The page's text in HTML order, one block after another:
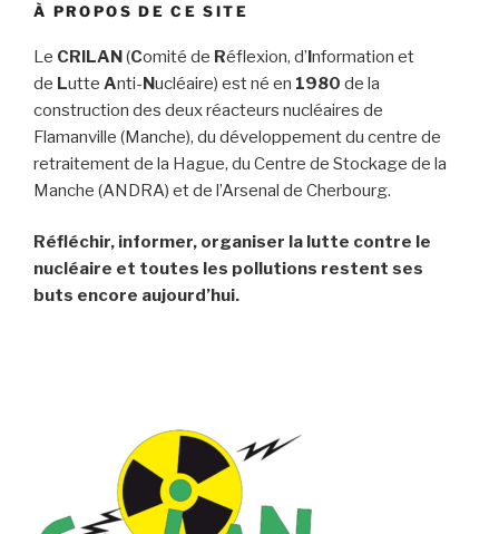
À PROPOS DE CE SITE
Le CRILAN(Comité de Réflexion, d’Information et
de Lutte Anti-Nucléaire) est né en 1980 de la
construction des deux réacteurs nucléaires de
Flamanville (Manche), du développement du centre de
retraitement de la Hague, du Centre de Stockage de la
Manche (ANDRA) et de l’Arsenal de Cherbourg.
Réfléchir, informer, organiser la lutte contre le
nucléaire et toutes les pollutions restent ses
buts encore aujourd’hui.